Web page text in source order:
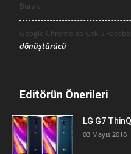
Burak
Google Chrome da Çoklu
dönüştürücü
Editörün Önerileri
LG G7
03 Mayıs 2018